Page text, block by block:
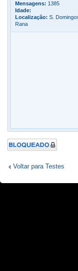
Mensagens: 1385
Idade:
Localização: S.
Rana
Tópico
Bloqueado
Voltar para Testes